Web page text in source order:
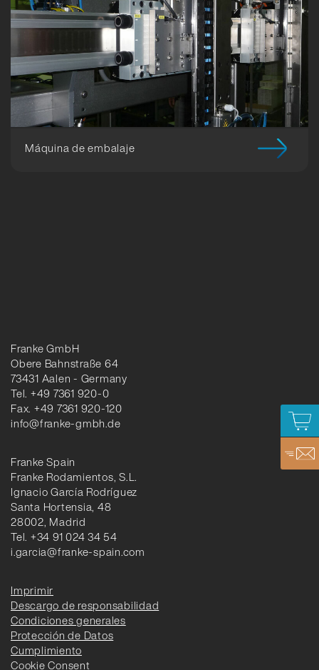
Máquina de embalaje
Franke GmbH
Obere Bahnstraße 64
73431 Aalen - Germany
Tel. +49 7361 920-0
Fax. +49 7361 920-120
info@franke-gmbh.de
Franke Spain
Franke Rodamientos, S.L.
Ignacio García Rodríguez
Santa Hortensia, 48
28002, Madrid
Tel. +34 91 024 34 54
i.garcia@franke-spain.com
Imprimir
Descargo de responsabilidad
Condiciones generales
Protección de Datos
Cumplimiento
Cookie Consent